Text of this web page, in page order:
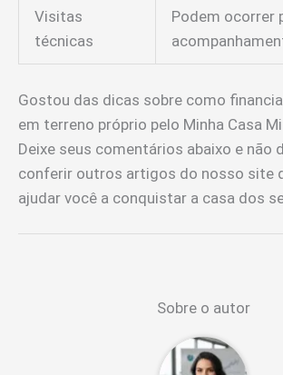
Visitas
técnicas
Podem ocorrer
Gostou das dicas sobre como
em terreno próprio pelo Minha Casa
Deixe seus comentários abaixo e não
conferir outros artigos do nosso site
ajudar você a conquistar a casa dos
Sobre o autor